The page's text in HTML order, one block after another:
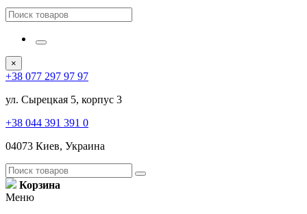
×
+38 077 297 97 97
ул. Сырецкая 5, корпус 3
+38 044 391 391 0
04073 Киев, Украина
Корзина
Меню